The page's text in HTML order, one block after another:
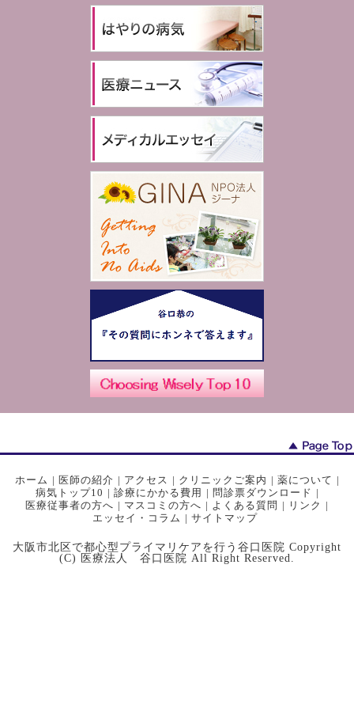
ホーム | 医師の紹介 | アクセス | クリニックご案内 | 薬について |
病気トップ10 | 診療にかかる費用 | 問診票ダウンロード |
医療従事者の方へ | マスコミの方へ | よくある質問 | リンク |
エッセイ・コラム | サイトマップ
大阪市北区で都心型プライマリケアを行う谷口医院 Copyright
(C) 医療法人 谷口医院 All Right Reserved.